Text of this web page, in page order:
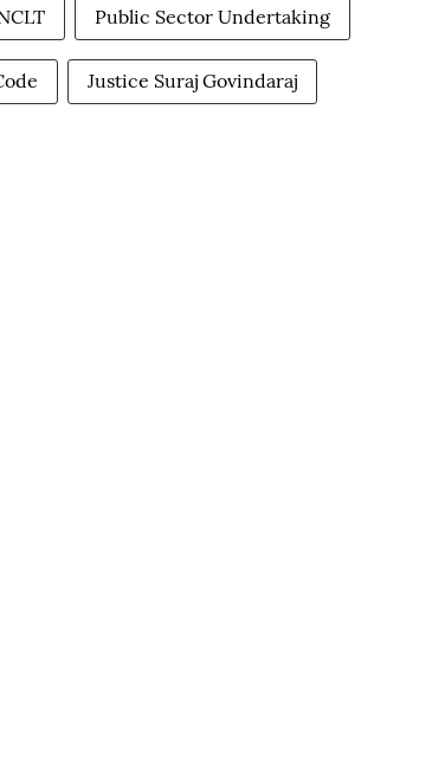
Public Sector Undertaking
Justice Suraj Govindaraj